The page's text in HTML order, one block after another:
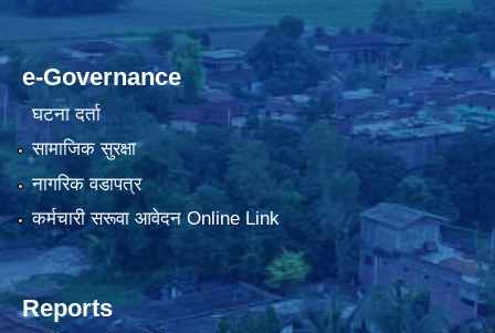
e-Governance
घटना दर्ता
सामाजिक सुरक्षा
नागरिक वडापत्र
कर्मचारी सरूवा आवेदन Online Link
Reports